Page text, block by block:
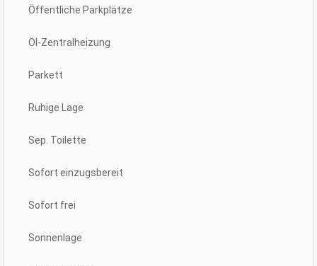
Öffentliche Parkplätze
Öl-Zentralheizung
Parkett
Ruhige Lage
Sep. Toilette
Sofort einzugsbereit
Sofort frei
Sonnenlage